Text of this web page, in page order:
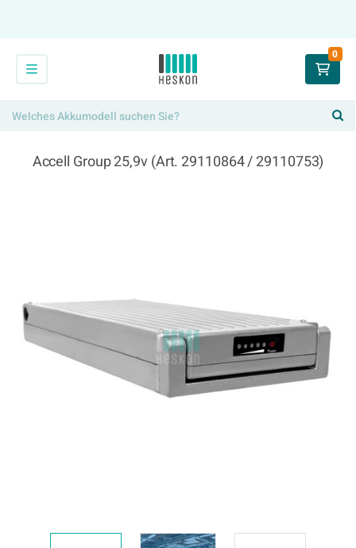
0
Accell Group 25,9v (Art. 29110864 / 29110753)